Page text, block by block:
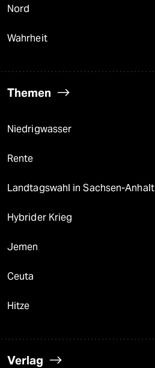
Nord
Wahrheit
Themen
Niedrigwasser
Rente
Landtagswahl in Sachsen-Anhalt
Hybrider Krieg
Jemen
Ceuta
Hitze
Verlag